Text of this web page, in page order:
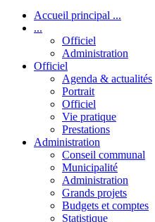
Accueil principal ...
...
Officiel
Administration
Officiel
Agenda & actualités
Portrait
Officiel
Vie pratique
Prestations
Administration
Conseil communal
Municipalité
Administration
Grands projets
Budgets et comptes
Statistique